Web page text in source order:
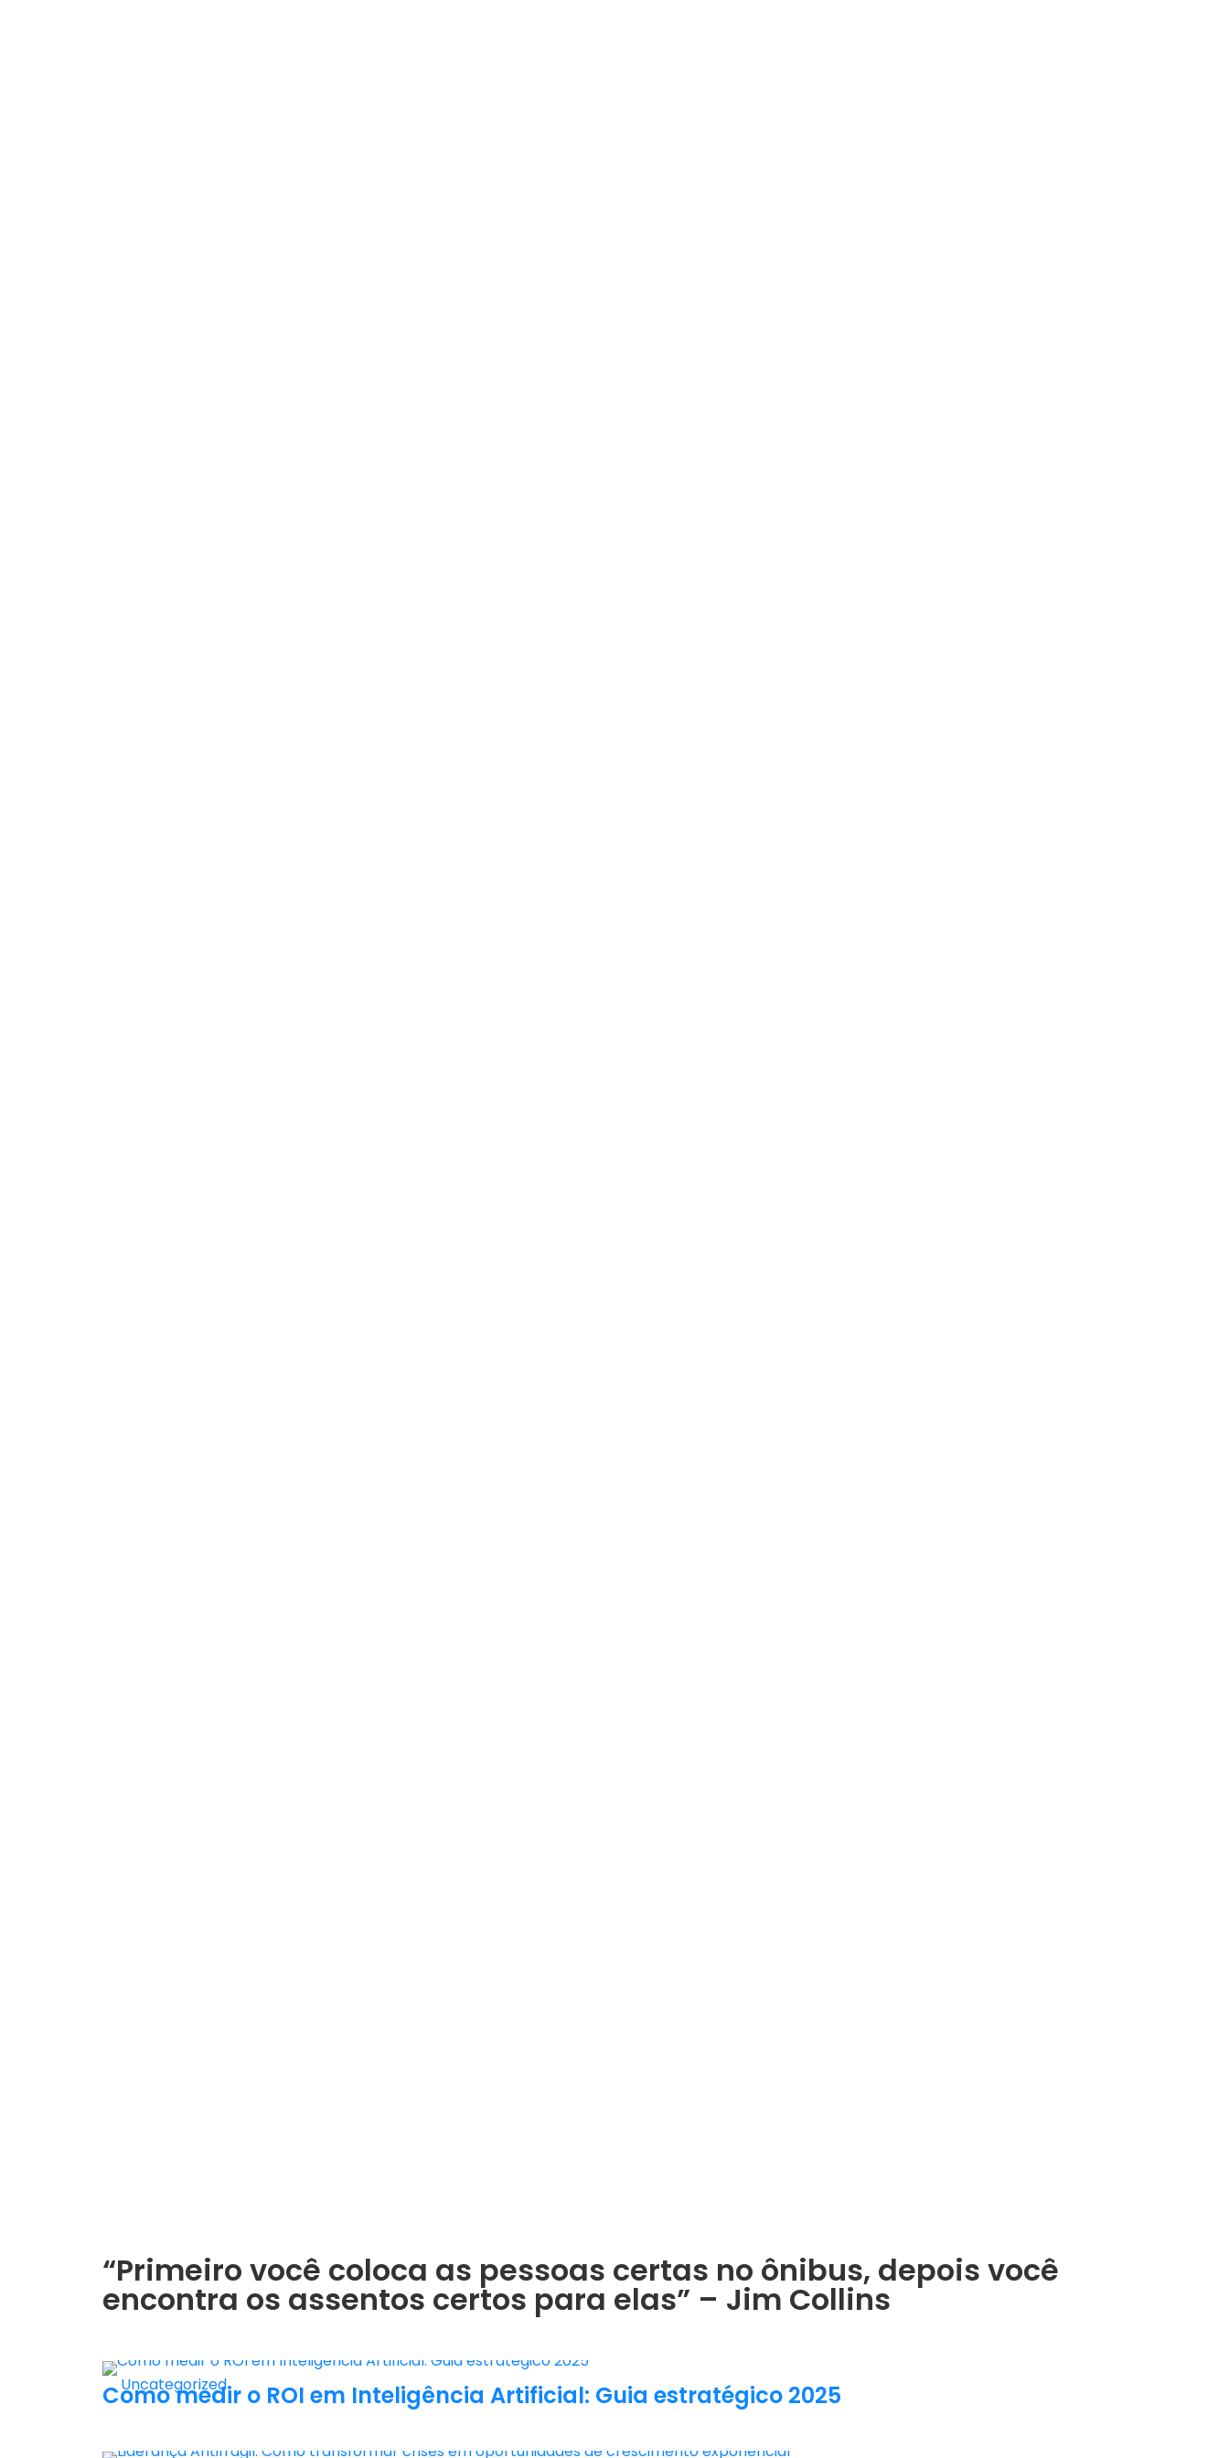
“Primeiro você coloca as pessoas certas no ônibus, depois você
encontra os assentos certos para elas” – Jim Collins
Uncategorized
Como medir o ROI em Inteligência Artificial: Guia estratégico 2025